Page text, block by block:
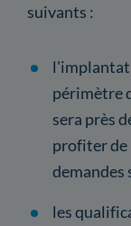
suivants :
périmètre
sera près
profiter de
demandes
les